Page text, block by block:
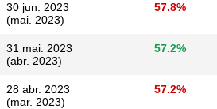
30 jun. 2023
(mai. 2023)
57.8%
31 mai. 2023
(abr. 2023)
57.2%
28 abr. 2023
(mar. 2023)
57.2%